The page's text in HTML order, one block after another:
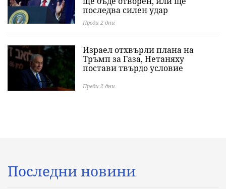
последва силен удар
Преди 2 дни
Израел отхвърли плана на
Тръмп за Газа, Нетаняху
постави твърдо условие
Преди 2 дни
Последни новини